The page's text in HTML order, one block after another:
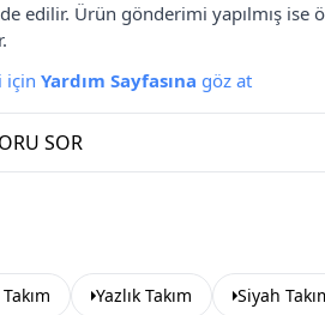
edilir. Ürün gönderimi yapılmış
için Yardım Sayfasına göz at
SOR
Yazlık Takım Siyah